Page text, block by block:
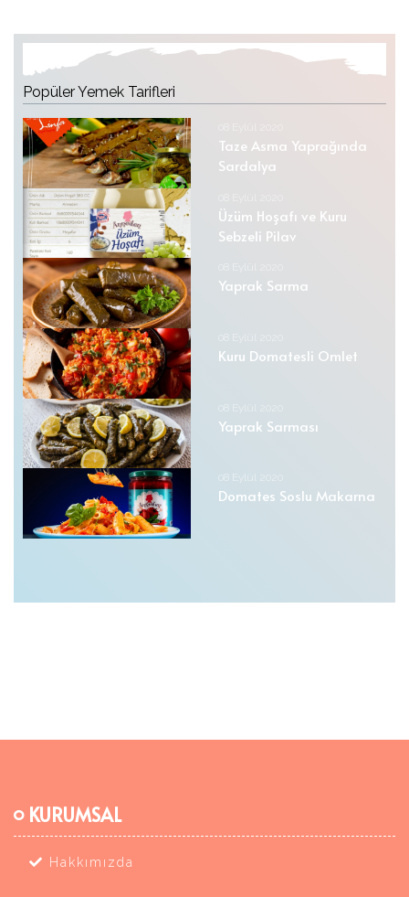
Popüler Yemek Tarifleri
Taze Asma Yaprağında
Sardalya
Üzüm Hoşafı ve Kuru
Sebzeli Pilav
Yaprak Sarma
Kuru Domatesli Omlet
Yaprak Sarması
Domates Soslu Makarna
08 Eylül 2020
KURUMSAL
Hakkımızda